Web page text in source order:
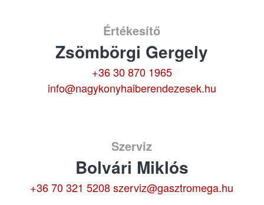
Értékesítő
Zsömbörgi Gergely
+36 30 870 1965
info@nagykonyhaiberendezesek.hu
Szerviz
Bolvári Miklós
+36 70 321 5208 szerviz@gasztromega.hu